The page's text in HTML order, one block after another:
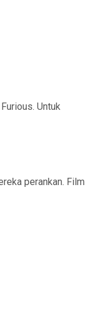
Untuk
perankan. Film